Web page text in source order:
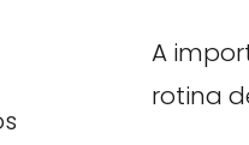
A
rotina